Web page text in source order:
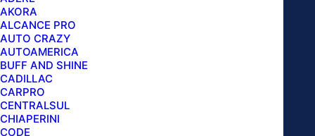
AKORA
ALCANCE PRO
AUTO CRAZY
AUTOAMERICA
BUFF AND SHINE
CADILLAC
CARPRO
CENTRALSUL
CHIAPERINI
CODE
MANGUEIRA
TRAMA
AÇO
M22/14